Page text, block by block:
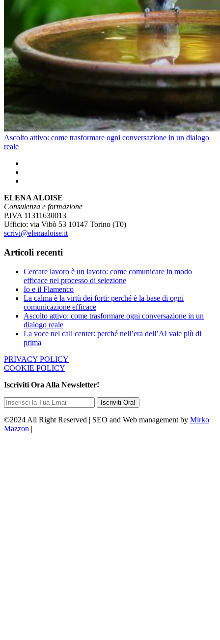
Ascolto attivo: come trasformare ogni conversazione in un dialogo
reale
ELENA ALOISE
Consulenza e formazione
P.IVA 11311630013
Ufficio: via Vibò 53 10147 Torino (T0)
scrivi@elenaaloise.it
Articoli recenti
Cercare lavoro è un lavoro: come comunicare in modo
efficace nel processo di selezione
Io e il Flamenco
La calma è la virtù dei forti: perché è la base di ogni
comunicazione efficace
Ascolto attivo: come trasformare ogni conversazione in un
dialogo reale
La voce nel call center: perché nell’era dell’AI vale più di
prima
PRIVACY POLICY
COOKIE POLICY
Iscriviti Ora Alla Newsletter!
©2024 All Right Reserved | SEO and Web management by Mirko
Mazzon |